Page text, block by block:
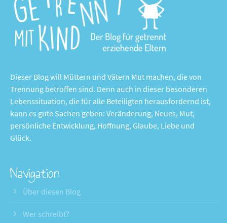
Dieser Blog will Müttern und Vätern Mut machen, die von
Trennung betroffen sind. Denn auch in dieser besonderen
Lebenssituation, die für alle Beteiligten herausfordernd ist,
kann es gute Sachen geben: Veränderung, Neues, Mut,
persönliche Entwicklung, Hoffnung, Glaube, Liebe und
Glück.
Navigation
Über diesen Blog
Wer schreibt?